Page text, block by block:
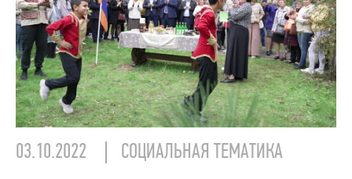
03.10.2022 СОЦИАЛЬНАЯ ТЕМАТИКА